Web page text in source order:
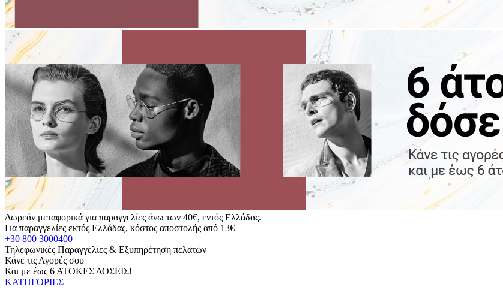
Δωρεάν μεταφορικά για παραγγελίες άνω των 40€, εντός Ελλάδας.
Για παραγγελίες εκτός Ελλάδας, κόστος αποστολής από 13€
+30 800 3000400
Τηλεφωνικές Παραγγελίες & Εξυπηρέτηση πελατών
Κάνε τις Αγορές σου
Και με έως 6 ΑΤΟΚΕΣ ΔΟΣΕΙΣ!
ΚΑΤΗΓΟΡΙΕΣ